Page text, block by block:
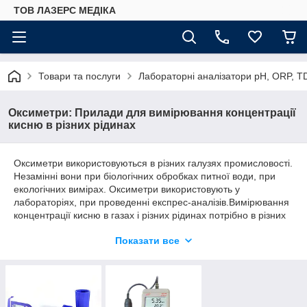
ТОВ ЛАЗЕРС МЕДІКА
Товари та послуги Лабораторні аналізатори pH, ORP,
Оксиметри: Прилади для вимірювання концентрації
кисню в різних рідинах
Оксиметри використовуються в різних галузях промисловості.
Незамінні вони при біологічних обробках питної води, при
екологічних вимірах. Оксиметри використовують у
лабораторіях, при проведенні експрес-аналізів.Вимірювання
концентрації кисню в газах і різних рідинах потрібно в різних
нафтопереробної, харчової та ін Якщо застосовують будь
Розчинений кисень не збігається з киснем, що міститься в
молекулі води. Кисень проникає у воду за рахунок дифузії з
Показати все